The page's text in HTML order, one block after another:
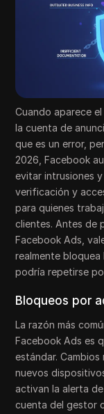
Cuando aparece
la cuenta de
que es un error,
2026, Facebook
evitar intrusiones
verificación y
para quienes
clientes. Antes de
Facebook Ads,
realmente
podría repetirse
Bloqueos por
La razón más
Facebook Ads es
estándar.
nuevos
activan la alerta
cuenta del gestor